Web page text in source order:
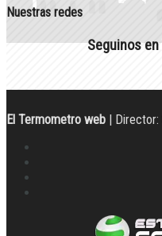
Nuestras redes
Seguinos
El Termometro web | Director: